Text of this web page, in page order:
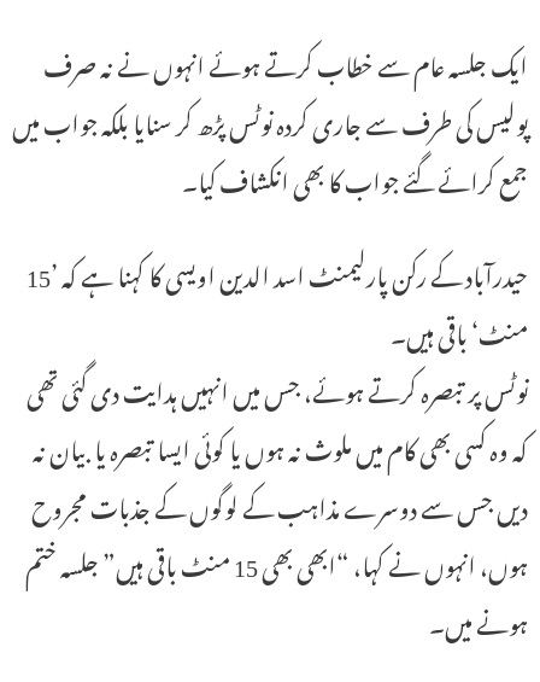
ایک جلسہ عام سے خطاب کرتے ہوئے انہوں نے نہ صرف
پولیس کی طرف سے جاری کردہ نوٹس پڑھ کر سنایا بلکہ جواب میں
جمع کرائے گئے جواب کا بھی انکشاف کیا۔
حیدرآباد کے رکن پارلیمنٹ اسد الدین اویسی کا کہنا ہے کہ ’15
منٹ‘ باقی ہیں۔
نوٹس پر تبصرہ کرتے ہوئے، جس میں انہیں ہدایت دی گئی تھی
کہ وہ کسی بھی کام میں ملوث نہ ہوں یا کوئی ایسا تبصرہ یا بیان نہ
دیں جس سے دوسرے مذاہب کے لوگوں کے جذبات مجروح
ہوں، انہوں نے کہا، “ابھی بھی 15 منٹ باقی ہیں” جلسہ ختم
ہونے میں۔